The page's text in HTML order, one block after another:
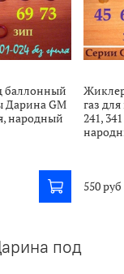
баллонный
Дарина GM
народный
газ
241,
550 руб
под